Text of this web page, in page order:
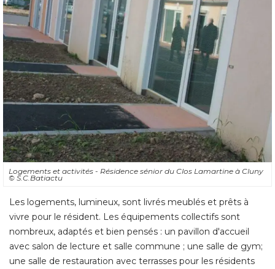
Logements et activités - Résidence sénior du Clos Lamartine à Cluny
© S.C.Batiactu
Les logements, lumineux, sont livrés meublés et prêts à
vivre pour le résident. Les équipements collectifs sont
nombreux, adaptés et bien pensés : un pavillon d'accueil
avec salon de lecture et salle commune ; une salle de gym;
une salle de restauration avec terrasses pour les résidents